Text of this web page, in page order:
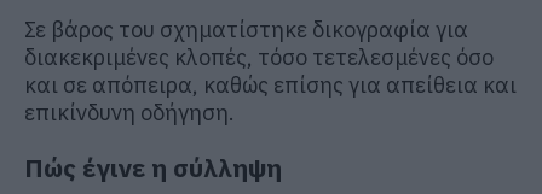
Σε βάρος του σχηματίστηκε δικογραφία για
διακεκριμένες κλοπές, τόσο τετελεσμένες όσο
και σε απόπειρα, καθώς επίσης για απείθεια και
επικίνδυνη οδήγηση.
Πώς έγινε η σύλληψη